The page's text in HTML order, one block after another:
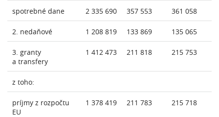
spotrebné dane 2 335 690 357 553 361 058
2. nedaňové 1 208 819 133 869 135 065
3. granty
a transfery
1 412 473 211 818 215 753
z toho:
príjmy z rozpočtu
EU
1 378 419 211 783 215 718